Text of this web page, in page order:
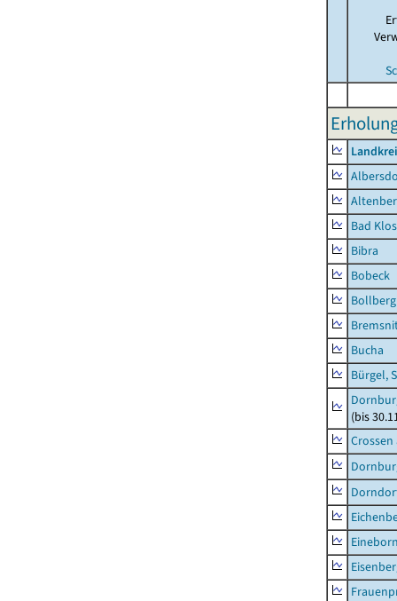
Bad
Bibra
Bobeck
Bollberg
Bucha
Bürgel,
(bis